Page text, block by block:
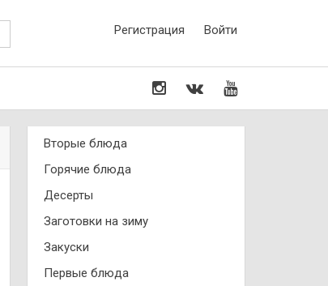
Регистрация Войти
Вторые блюда
Горячие блюда
Десерты
Заготовки на зиму
Закуски
Первые блюда